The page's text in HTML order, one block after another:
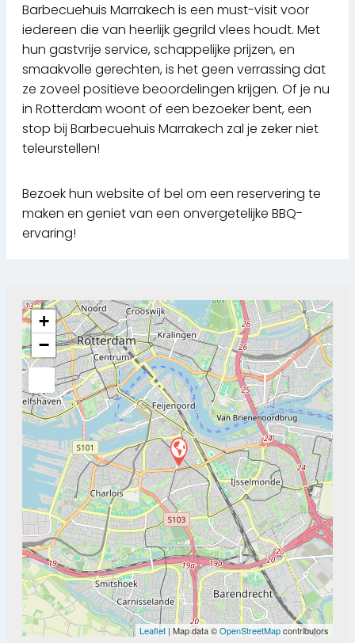
Barbecuehuis Marrakech is een must-visit voor
iedereen die van heerlijk gegrild vlees houdt. Met
hun gastvrije service, schappelijke prijzen, en
smaakvolle gerechten, is het geen verrassing dat
ze zoveel positieve beoordelingen krijgen. Of je nu
in Rotterdam woont of een bezoeker bent, een
stop bij Barbecuehuis Marrakech zal je zeker niet
teleurstellen!
Bezoek hun website of bel om een reservering te
maken en geniet van een onvergetelijke BBQ-
ervaring!
+
−
Leaflet | Map data ©OpenStreetMapcontributors